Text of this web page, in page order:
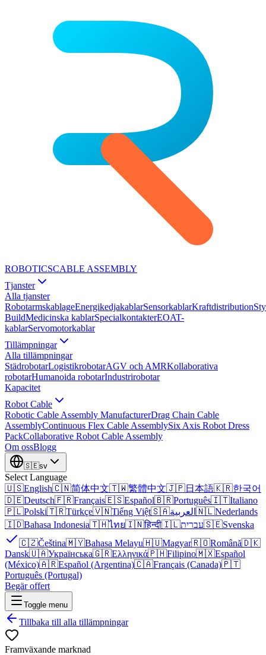
ROBOTICSCABLE ASSEMBLY
Tjanster
Alla tjanster
RobotarmskablageEnergikedjakablarSensorkablarKraftdistribution
BuildMedicinska kablarSpecialkontakterEOAT-
kablarServomotorkablar
Tillämpningar
Alla tillämpningar
StädrobotarLogistikrobotarAGV och AMRKollaborativa
robotarHumanoida robotarIndustrirobotar
Kapacitet
Robot Cable
Robotic Cable Assembly ManufacturerDrag Chain Cable
AssemblyContinuous Flex Cable AssemblySix Axis Robot Dress
PackCollaborative Robot Cable Assembly
Om ossBlogg
🇸🇪sv
Select Language
🇺🇸English🇨🇳简体中文🇹🇼繁體中文🇯🇵日本語🇰🇷한국어
🇩🇪Deutsch🇫🇷Français🇪🇸Español🇧🇷Português🇮🇹Italiano
🇵🇱Polski🇹🇷Türkçe🇻🇳Tiếng Việt🇸🇦العربية 🇳🇱Nederlands
🇮🇩Bahasa Indonesia🇹🇭ไทย🇮🇳हिन्दी🇮🇱עברית🇸🇪Svenska
🇨🇿Čeština🇲🇾Bahasa Melayu🇭🇺Magyar🇷🇴Română🇩🇰
Dansk🇺🇦Українська🇬🇷Ελληνικά🇵🇭Filipino🇲🇽Español
(México)🇦🇷Español (Argentina)🇨🇦Français (Canada)🇵🇹
Português (Portugal)
Begär offert
Toggle menu
Tillbaka till alla tillämpningar
Framväxande marknad